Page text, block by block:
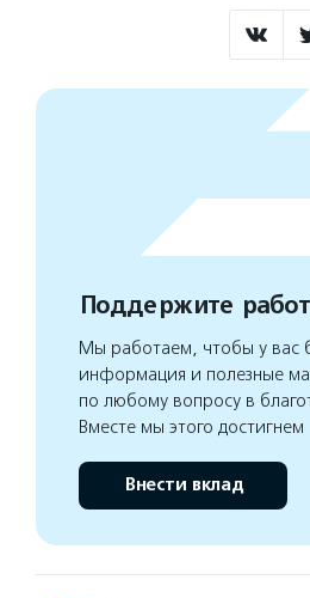
Поддержите
Мы работаем, чтобы у вас
информация и полезные
по любому вопросу в
Вместе мы этого достигнем
Внести вклад